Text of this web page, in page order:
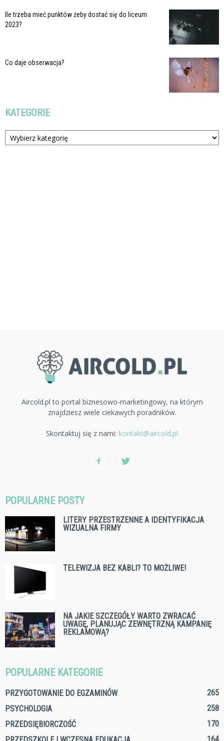
Ile trzeba mieć punktów żeby dostać się do liceum
2023?
Co daje obserwacja?
KATEGORIE
Kategorie
Aircold.pl to portal biznesowo-marketingowy, na którym
znajdziesz wiele ciekawych poradników.
Skontaktuj się z nami: kontakt@aircold.pl
POPULARNE POSTY
LITERY PRZESTRZENNE A IDENTYFIKACJA
WIZUALNA FIRMY
TELEWIZJA BEZ KABLI? TO MOŻLIWE!
NA JAKIE SZCZEGÓŁY WARTO ZWRACAĆ
UWAGĘ, PLANUJĄC ZEWNĘTRZNĄ KAMPANIĘ
REKLAMOWĄ?
POPULARNE KATEGORIE
PRZYGOTOWANIE DO EGZAMINÓW
265
PSYCHOLOGIA
258
PRZEDSIĘBIORCZOŚĆ
170